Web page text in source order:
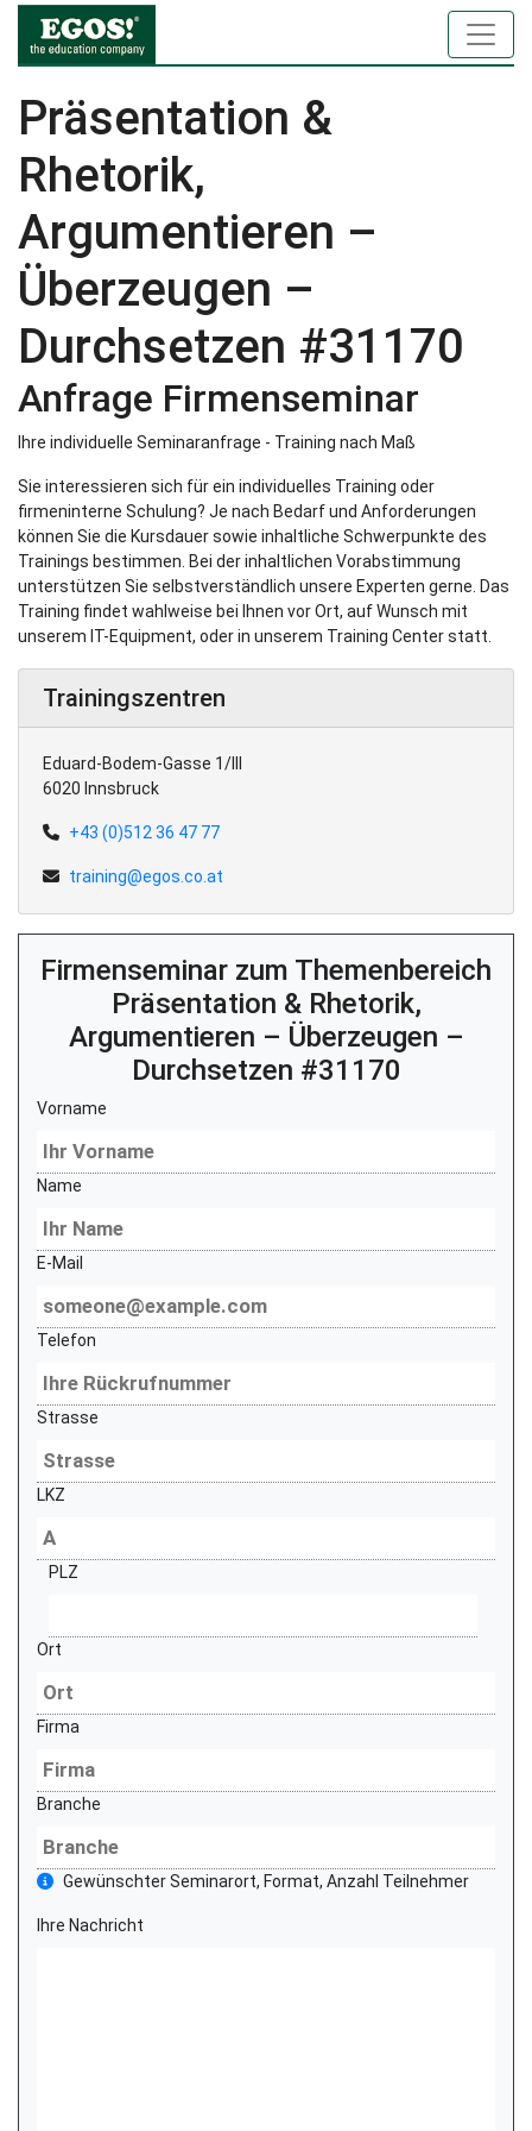
Präsentation &
Rhetorik,
Argumentieren –
Überzeugen –
Durchsetzen #31170
Anfrage Firmenseminar
Ihre individuelle Seminaranfrage - Training nach Maß
Sie interessieren sich für ein individuelles Training oder
firmeninterne Schulung? Je nach Bedarf und Anforderungen
können Sie die Kursdauer sowie inhaltliche Schwerpunkte des
Trainings bestimmen. Bei der inhaltlichen Vorabstimmung
unterstützen Sie selbstverständlich unsere Experten gerne. Das
Training findet wahlweise bei Ihnen vor Ort, auf Wunsch mit
unserem IT-Equipment, oder in unserem Training Center statt.
Trainingszentren
Eduard-Bodem-Gasse 1/III
6020 Innsbruck
+43 (0)512 36 47 77
training@egos.co.at
Firmenseminar zum Themenbereich
Präsentation & Rhetorik,
Argumentieren – Überzeugen –
Durchsetzen #31170
Vorname
Name
E-Mail
Telefon
Strasse
LKZ
PLZ
Ort
Firma
Branche
Gewünschter Seminarort, Format, Anzahl Teilnehmer
Ihre Nachricht